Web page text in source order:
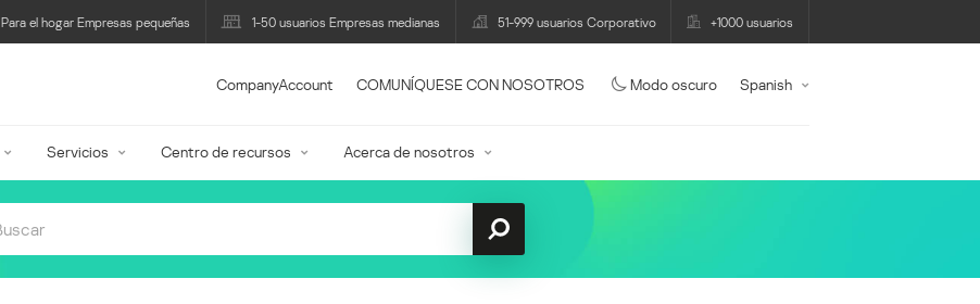
Para el hogar Empresas pequeñas 1-50 usuarios Empresas medianas 51-999 usuarios Corporativo +1000 usuarios
CompanyAccount COMUNÍQUESE CON NOSOTROS Modo oscuro Spanish
Servicios Centro de recursos Acerca de nosotros